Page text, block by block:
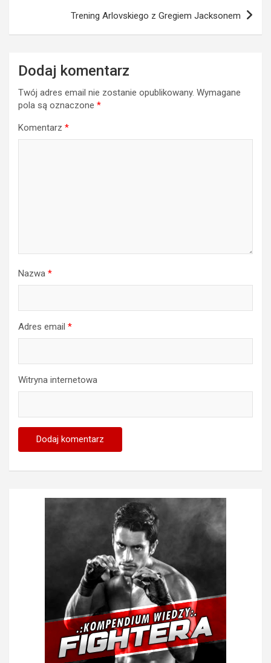
Trening Arlovskiego z Gregiem Jacksonem
Dodaj komentarz
Twój adres email nie zostanie opublikowany. Wymagane
pola są oznaczone *
Komentarz *
Nazwa *
Adres email *
Witryna internetowa